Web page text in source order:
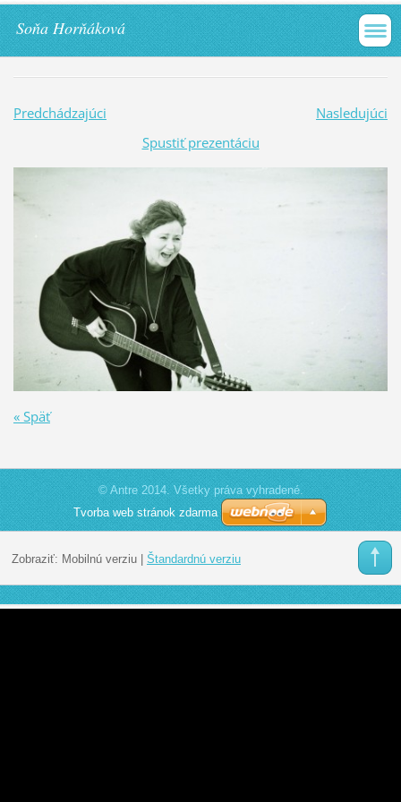
Soňa Horňáková
Predchádzajúci
Nasledujúci
Spustiť prezentáciu
« Späť
© Antre 2014. Všetky práva vyhradené.
Tvorba web stránok zdarma
Zobraziť: Mobilnú verziu| Štandardnú verziu